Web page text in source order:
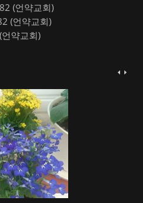
(언약교회)
(언약교회)
약교회)